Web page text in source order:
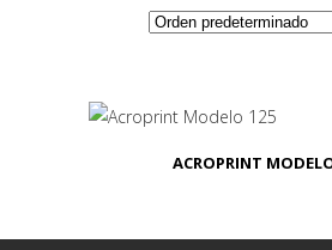
ACROPRINT